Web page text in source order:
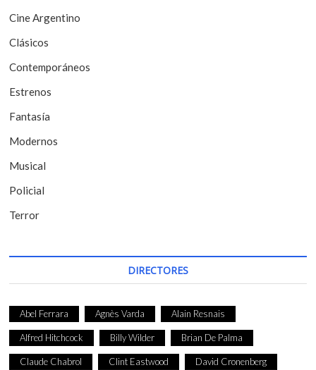
e
e
n
t
r
a
d
a
s
Cine Argentino
Clásicos
Contemporáneos
Estrenos
Fantasía
Modernos
Musical
Policial
Terror
DIRECTORES
Abel Ferrara Agnès Varda Alain Resnais
Alfred Hitchcock Billy Wilder Brian De Palma
Claude Chabrol Clint Eastwood David Cronenberg